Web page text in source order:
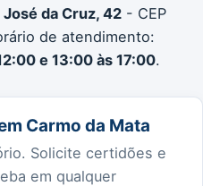
da Cruz, 42 - CEP
de atendimento:
e 13:00 às 17:00.
Carmo da Mata
Solicite certidões e
em qualquer